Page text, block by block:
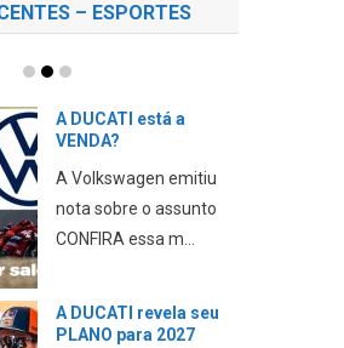
– ESPORTES
A DUCATI está a
VENDA?
A Volkswagen emitiu
nota sobre o assunto
CONFIRA essa m...
A DUCATI revela seu
PLANO para 2027